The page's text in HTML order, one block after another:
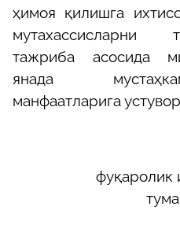
ҳимоя қилишга
мутахассисларни
тажриба асосида
янада
манфаатларига
фуқаролик